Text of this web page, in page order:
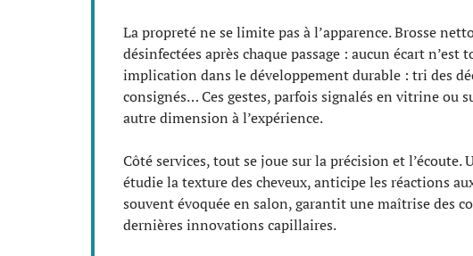
La propreté ne se limite pas à l’apparence. Brosse
désinfectées après chaque passage : aucun écart
implication dans le développement durable : tri des
consignés… Ces gestes, parfois signalés en vitrine ou
autre dimension à l’expérience.
Côté services, tout se joue sur la précision et
étudie la texture des cheveux, anticipe les réactions
souvent évoquée en salon, garantit une maîtrise des
dernières innovations capillaires.